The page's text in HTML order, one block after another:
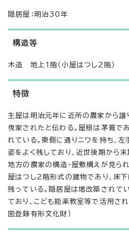
隠居屋：明治30年
構造等
木造 地上1階（小屋はつし2階）
特徴
主屋は明治元年に近所の農家から譲
曳家されたと伝わる。屋根は茅葺で
れている。東側に通りニワを持ち、
姿をよく残しており、近世後期から
地方の農家の構造・屋敷構えが見ら
屋はつし2階形式の建物であり、床
残っている。隠居屋は増改築されて
ており、こども能楽教室等で活用さ
国登録有形文化財）